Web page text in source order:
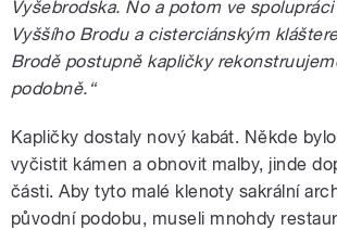
Vyšebrodska. No a potom ve
Vyššího Brodu a cisterciánským
Brodě postupně kapličky
podobně.“
Kapličky dostaly nový kabát. Někde
vyčistit kámen a obnovit malby, jinde
části. Aby tyto malé klenoty sakrální
původní podobu, museli mnohdy